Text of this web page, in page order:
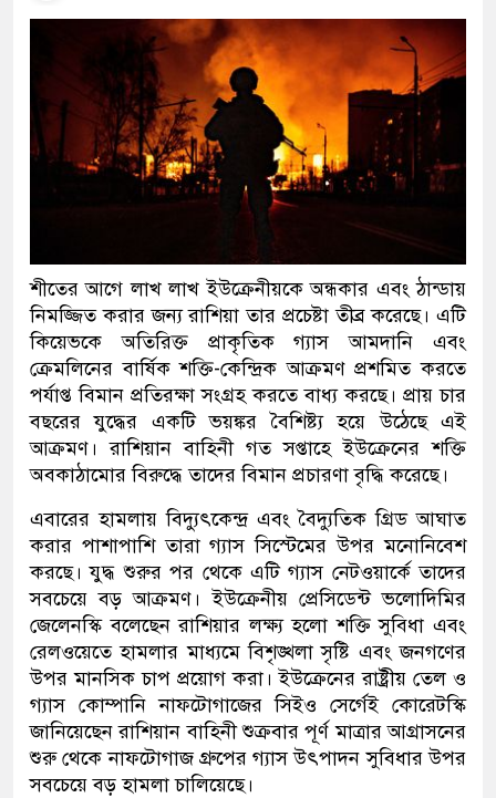
শীতের আগে লাখ লাখ ইউক্রেনীয়কে অন্ধকার এবং ঠান্ডায়
নিমজ্জিত করার জন্য রাশিয়া তার প্রচেষ্টা তীব্র করেছে। এটি
কিয়েভকে অতিরিক্ত প্রাকৃতিক গ্যাস আমদানি এবং
ক্রেমলিনের বার্ষিক শক্তি-কেন্দ্রিক আক্রমণ প্রশমিত করতে
পর্যাপ্ত বিমান প্রতিরক্ষা সংগ্রহ করতে বাধ্য করছে। প্রায় চার
বছরের যুদ্ধের একটি ভয়ঙ্কর বৈশিষ্ট্য হয়ে উঠেছে এই
আক্রমণ। রাশিয়ান বাহিনী গত সপ্তাহে ইউক্রেনের শক্তি
অবকাঠামোর বিরুদ্ধে তাদের বিমান প্রচারণা বৃদ্ধি করেছে।
এবারের হামলায় বিদ্যুৎকেন্দ্র এবং বৈদ্যুতিক গ্রিড আঘাত
করার পাশাপাশি তারা গ্যাস সিস্টেমের উপর মনোনিবেশ
করছে। যুদ্ধ শুরুর পর থেকে এটি গ্যাস নেটওয়ার্কে তাদের
সবচেয়ে বড় আক্রমণ। ইউক্রেনীয় প্রেসিডেন্ট ভলোদিমির
জেলেনস্কি বলেছেন রাশিয়ার লক্ষ্য হলো শক্তি সুবিধা এবং
রেলওয়েতে হামলার মাধ্যমে বিশৃঙ্খলা সৃষ্টি এবং জনগণের
উপর মানসিক চাপ প্রয়োগ করা। ইউক্রেনের রাষ্ট্রীয় তেল ও
গ্যাস কোম্পানি নাফটোগাজের সিইও সের্গেই কোরেটস্কি
জানিয়েছেন রাশিয়ান বাহিনী শুক্রবার পূর্ণ মাত্রার আগ্রাসনের
শুরু থেকে নাফটোগাজ গ্রুপের গ্যাস উৎপাদন সুবিধার উপর
সবচেয়ে বড় হামলা চালিয়েছে।